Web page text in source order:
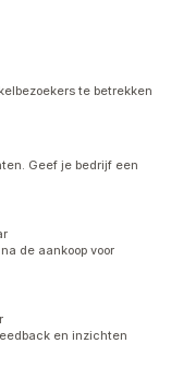
te betrekken
Geef je bedrijf een
de aankoop voor
en inzichten